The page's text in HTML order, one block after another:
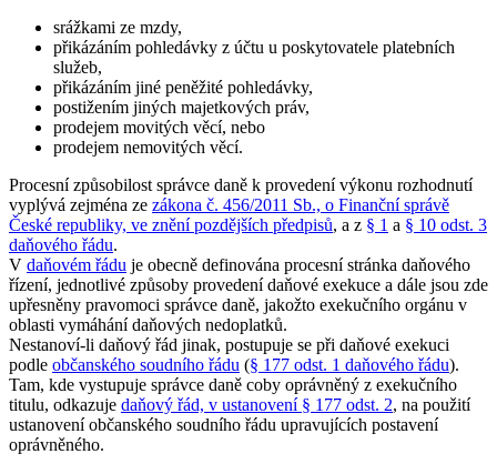
srážkami ze mzdy,
přikázáním pohledávky z účtu u poskytovatele platebních
služeb,
přikázáním jiné peněžité pohledávky,
postižením jiných majetkových práv,
prodejem movitých věcí, nebo
prodejem nemovitých věcí.
Procesní způsobilost správce daně k provedení výkonu rozhodnutí
vyplývá zejména ze zákona č. 456/2011 Sb., o Finanční správě
České republiky, ve znění pozdějších předpisů, a z § 1 a § 10 odst. 3
daňového řádu.
V daňovém řádu je obecně definována procesní stránka daňového
řízení, jednotlivé způsoby provedení daňové exekuce a dále jsou zde
upřesněny pravomoci správce daně, jakožto exekučního orgánu v
oblasti vymáhání daňových nedoplatků.
Nestanoví-li daňový řád jinak, postupuje se při daňové exekuci
podle občanského soudního řádu (§ 177 odst. 1 daňového řádu).
Tam, kde vystupuje správce daně coby oprávněný z exekučního
titulu, odkazuje daňový řád, v ustanovení § 177 odst. 2, na použití
ustanovení občanského soudního řádu upravujících postavení
oprávněného.